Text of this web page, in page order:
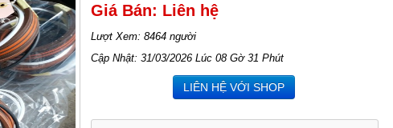
Giá Bán: Liên hệ
Lượt Xem: 8464 người
Cập Nhật: 31/03/2026 Lúc 08 Gờ 31 Phút
LIÊN HỆ VỚI SHOP